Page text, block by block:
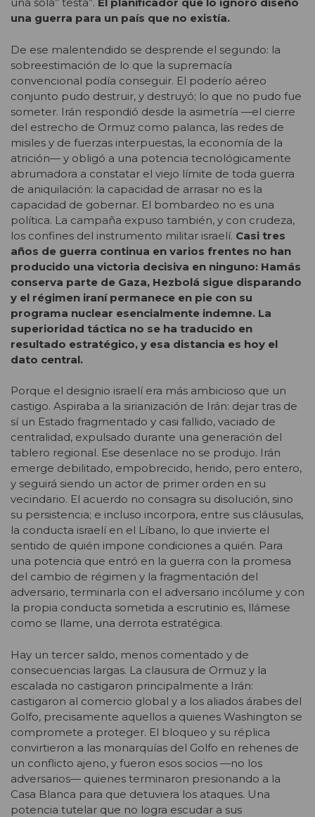
una sola” testa”. El planificador que lo ignoró diseñó
una guerra para un país que no existía.
De ese malentendido se desprende el segundo: la
sobreestimación de lo que la supremacía
convencional podía conseguir. El poderío aéreo
conjunto pudo destruir, y destruyó; lo que no pudo fue
someter. Irán respondió desde la asimetría —el cierre
del estrecho de Ormuz como palanca, las redes de
misiles y de fuerzas interpuestas, la economía de la
atrición— y obligó a una potencia tecnológicamente
abrumadora a constatar el viejo límite de toda guerra
de aniquilación: la capacidad de arrasar no es la
capacidad de gobernar. El bombardeo no es una
política. La campaña expuso también, y con crudeza,
los confines del instrumento militar israelí. Casi tres
años de guerra continua en varios frentes no han
producido una victoria decisiva en ninguno: Hamás
conserva parte de Gaza, Hezbolá sigue disparando
y el régimen iraní permanece en pie con su
programa nuclear esencialmente indemne. La
superioridad táctica no se ha traducido en
resultado estratégico, y esa distancia es hoy el
dato central.
Porque el designio israelí era más ambicioso que un
castigo. Aspiraba a la sirianización de Irán: dejar tras de
sí un Estado fragmentado y casi fallido, vaciado de
centralidad, expulsado durante una generación del
tablero regional. Ese desenlace no se produjo. Irán
emerge debilitado, empobrecido, herido, pero entero,
y seguirá siendo un actor de primer orden en su
vecindario. El acuerdo no consagra su disolución, sino
su persistencia; e incluso incorpora, entre sus cláusulas,
la conducta israelí en el Líbano, lo que invierte el
sentido de quién impone condiciones a quién. Para
una potencia que entró en la guerra con la promesa
del cambio de régimen y la fragmentación del
adversario, terminarla con el adversario incólume y con
la propia conducta sometida a escrutinio es, llámese
como se llame, una derrota estratégica.
Hay un tercer saldo, menos comentado y de
consecuencias largas. La clausura de Ormuz y la
escalada no castigaron principalmente a Irán:
castigaron al comercio global y a los aliados árabes del
Golfo, precisamente aquellos a quienes Washington se
compromete a proteger. El bloqueo y su réplica
convirtieron a las monarquías del Golfo en rehenes de
un conflicto ajeno, y fueron esos socios —no los
adversarios— quienes terminaron presionando a la
Casa Blanca para que detuviera los ataques. Una
potencia tutelar que no logra escudar a sus